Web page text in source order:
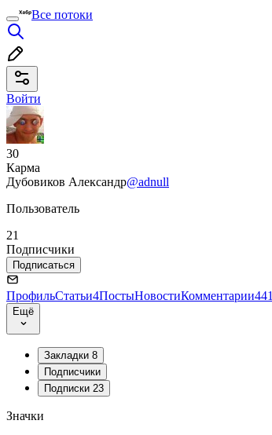
Все потоки
Войти
30
Карма
Дубовиков Александр@adnull
Пользователь
21
Подписчики
Подписаться
ПрофильСтатьи4ПостыНовостиКомментарии441
Ещё
Закладки 8
Подписчики
Подписки 23
Значки